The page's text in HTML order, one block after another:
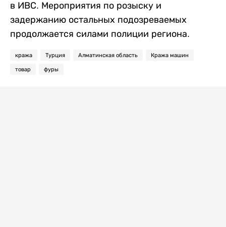
в ИВС. Мероприятия по розыску и
задержанию остальных подозреваемых
продолжается силами полиции региона.
кража Турция Алматинская область Кража машин
товар фуры